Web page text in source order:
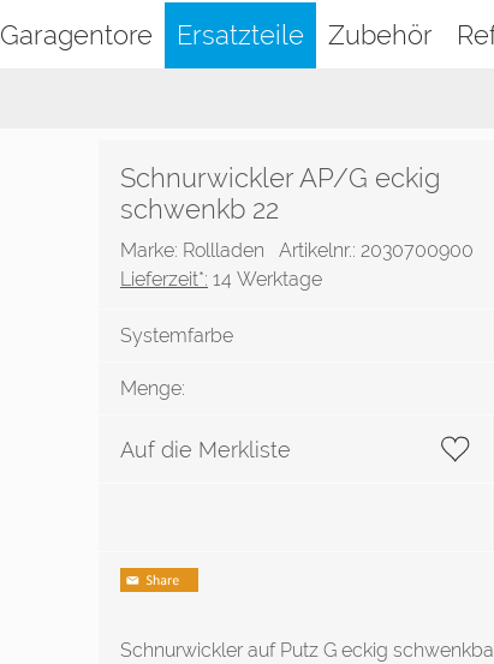
Garagentore Ersatzteile Zubehör
Schnurwickler AP/G eckig
schwenkb 22
Marke: Rollladen Artikelnr.: 2030700900
Lieferzeit*: 14 Werktage
Systemfarbe
Menge:
Auf die Merkliste
Schnurwickler auf Putz G eckig